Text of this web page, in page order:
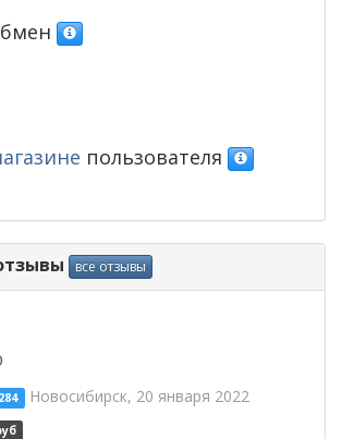
пользователя
все отзывы
284 Новосибирск, 20 января 2022